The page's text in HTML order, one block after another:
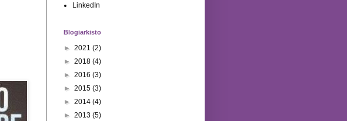
LinkedIn
Blogiarkisto
► 2021 (2)
► 2018 (4)
► 2016 (3)
► 2015 (3)
► 2014 (4)
► 2013 (5)